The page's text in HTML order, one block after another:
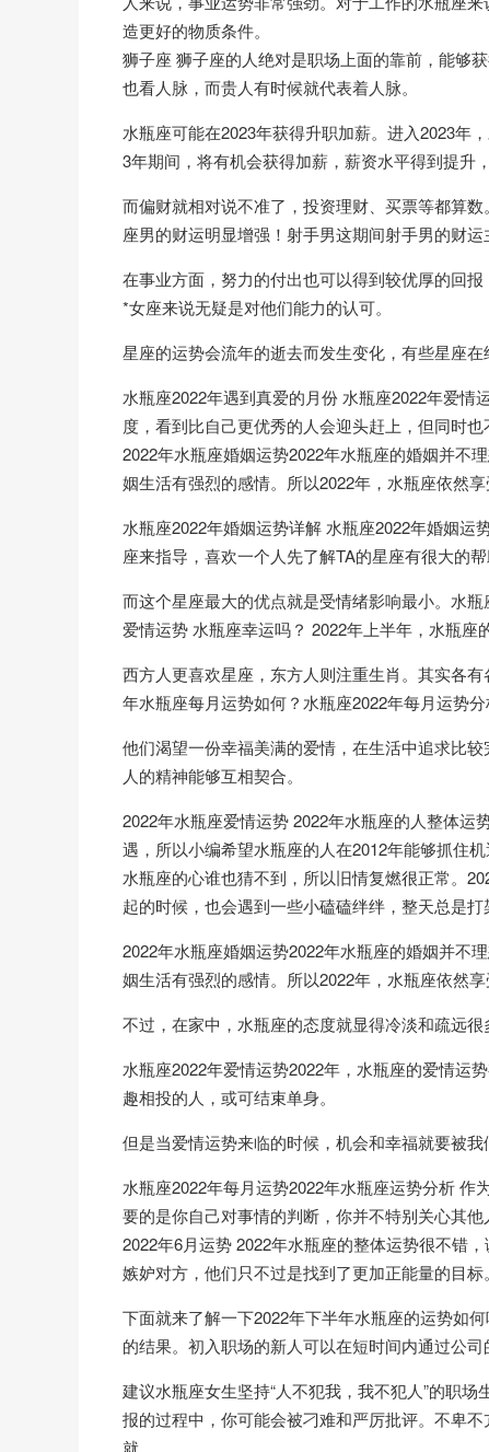
造更好的物质条件。
狮子座 狮子座的人绝对是职场上面的靠前，能够
也看人脉，而贵人有时候就代表着人脉。
水瓶座可能在2023年获得升职加薪。进入2023年
3年期间，将有机会获得加薪，薪资水平得到提升
而偏财就相对说不准了，投资理财、买票等都算
座男的财运明显增强！射手男这期间射手男的财运
在事业方面，努力的付出也可以得到较优厚的回
*女座来说无疑是对他们能力的认可。
星座的运势会流年的逝去而发生变化，有些星座
水瓶座2022年遇到真爱的月份 水瓶座2022年爱
度，看到比自己更优秀的人会迎头赶上，但同时
2022年水瓶座婚姻运势2022年水瓶座的婚姻并不
姻生活有强烈的感情。所以2022年，水瓶座依然享
水瓶座2022年婚姻运势详解 水瓶座2022年婚姻
座来指导，喜欢一个人先了解TA的星座有很大的
而这个星座最大的优点就是受情绪影响最小。水
爱情运势 水瓶座幸运吗？ 2022年上半年，水瓶座
西方人更喜欢星座，东方人则注重生肖。其实各
年水瓶座每月运势如何？水瓶座2022年每月运势
他们渴望一份幸福美满的爱情，在生活中追求比
人的精神能够互相契合。
2022年水瓶座爱情运势 2022年水瓶座的人整体
遇，所以小编希望水瓶座的人在2012年能够抓住
水瓶座的心谁也猜不到，所以旧情复燃很正常。
起的时候，也会遇到一些小磕磕绊绊，整天总是
2022年水瓶座婚姻运势2022年水瓶座的婚姻并不
姻生活有强烈的感情。所以2022年，水瓶座依然享
不过，在家中，水瓶座的态度就显得冷淡和疏远很
水瓶座2022年爱情运势2022年，水瓶座的爱情运
趣相投的人，或可结束单身。
但是当爱情运势来临的时候，机会和幸福就要被我
水瓶座2022年每月运势2022年水瓶座运势分析
要的是你自己对事情的判断，你并不特别关心其他
2022年6月运势 2022年水瓶座的整体运势很不错
嫉妒对方，他们只不过是找到了更加正能量的目标。
下面就来了解一下2022年下半年水瓶座的运势如
的结果。初入职场的新人可以在短时间内通过公司
建议水瓶座女生坚持“人不犯我，我不犯人”的职
报的过程中，你可能会被刁难和严厉批评。不卑
就。